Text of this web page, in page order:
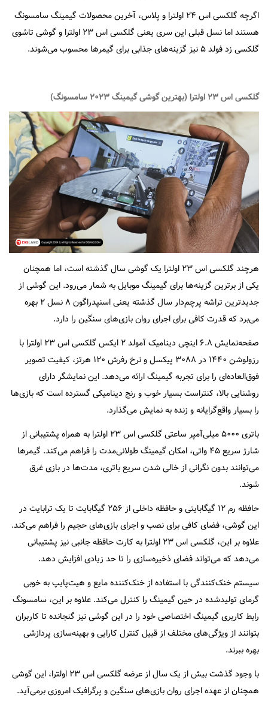
اگرچه گلکسی اس ۲۴ اولترا و پلاس، آخرین محصولات گیمینگ سامسونگ
هستند اما نسل قبلی این سری یعنی گلکسی اس ۲۳ اولترا و گوشی تاشوی
گلکسی زد فولد ۵ نیز گزینه‌های جذابی برای گیمرها محسوب می‌شوند.
گلکسی اس ۲۳ اولترا (بهترین گوشی گیمینگ ۲۰۲۳ سامسونگ)
هرچند گلکسی اس ۲۳ اولترا یک گوشی سال گذشته است، اما همچنان
یکی از برترین گزینه‌ها برای گیمینگ موبایل به شمار می‌رود. این گوشی از
جدیدترین تراشه پرچم‌دار سال گذشته یعنی اسنپدراگون ۸ نسل ۲ بهره
می‌برد که قدرت کافی برای اجرای روان بازی‌های سنگین را دارد.
صفحه‌نمایش ۶.۸ اینچی دینامیک آمولد ۲ ایکس گلکسی اس ۲۳ اولترا با
رزولوشن ۱۴۴۰ در ۳۰۸۸ پیکسل و نرخ رفرش ۱۲۰ هرتز، کیفیت تصویر
فوق‌العاده‌ای را برای تجربه گیمینگ ارائه می‌دهد. این نمایشگر دارای
روشنایی بالا، کنتراست بسیار خوب و رنج دینامیکی گسترده است که بازی‌ها
را بسیار واقع‌گرایانه و زنده به نمایش می‌گذارد.
باتری ۵۰۰۰ میلی‌آمپر ساعتی گلکسی اس ۲۳ اولترا به همراه پشتیبانی از
شارژ سریع ۴۵ واتی، امکان گیمینگ طولانی‌مدت را فراهم می‌کند. گیمرها
می‌توانند بدون نگرانی از خالی شدن سریع باتری، مدت‌ها در بازی غرق
شوند.
حافظه رم ۱۲ گیگابایتی و حافظه داخلی از ۲۵۶ گیگابایت تا یک ترابایت در
این گوشی، فضای کافی برای نصب و اجرای بازی‌های حجیم را فراهم می‌کند.
علاوه بر این، گلکسی اس ۲۳ اولترا به کارت حافظه جانبی نیز پشتیبانی
می‌دهد که می‌تواند فضای ذخیره‌سازی را تا حد زیادی افزایش دهد.
سیستم خنک‌کنندگی با استفاده از خنک‌کننده مایع و هیت‌پایپ به خوبی
گرمای تولیدشده در حین گیمینگ را کنترل می‌کند. علاوه بر این، سامسونگ
رابط کاربری گیمینگ اختصاصی خود را در این گوشی نیز گنجانده تا کاربران
بتوانند از ویژگی‌های مختلف از قبیل کنترل کارایی و بهینه‌سازی پردازشی
بهره ببرند.
با وجود گذشت بیش از یک سال از عرضه گلکسی اس ۲۳ اولترا، این گوشی
همچنان از عهده اجرای روان بازی‌های سنگین و پرگرافیک امروزی برمی‌آید.